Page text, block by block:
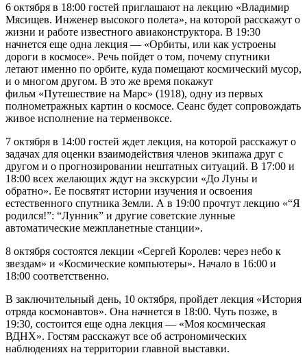
6 октября в 18:00 гостей приглашают на лекцию «Владимир
Мясищев. Инженер высокого полета», на которой расскажут о
жизни и работе известного авиаконструктора. В 19:30
начнется еще одна лекция — «Орбиты, или как устроены
дороги в космосе». Речь пойдет о том, почему спутники
летают именно по орбите, куда помещают космический мусор,
и о многом другом. В это же время покажут
фильм «Путешествие на Марс» (1918), одну из первых
полнометражных картин о космосе. Сеанс будет сопровождать
живое исполнение на терменвоксе.
7 октября в 14:00 гостей ждет лекция, на которой расскажут о
задачах для оценки взаимодействия членов экипажа друг с
другом и о прогнозировании нештатных ситуаций. В 17:00 и
18:00 всех желающих ждут на экскурсии «До Луны и
обратно». Ее посвятят истории изучения и освоения
естественного спутника Земли. А в 19:00 прочтут лекцию «“Я
родился!”: “Лунник” и другие советские лунные
автоматические межпланетные станции».
8 октября состоятся лекции «Сергей Королев: через небо к
звездам» и «Космические компьютеры». Начало в 16:00 и
18:00 соответственно.
В заключительный день, 10 октября, пройдет лекция «История
отряда космонавтов». Она начнется в 18:00. Чуть позже, в
19:30, состоится еще одна лекция — «Моя космическая
ВДНХ». Гостям расскажут все об астрономических
наблюдениях на территории главной выставки.